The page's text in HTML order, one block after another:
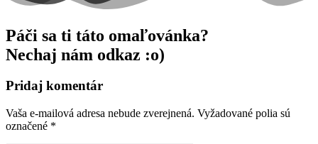
Páči sa ti táto omaľovánka?
Nechaj nám odkaz :o)
Pridaj komentár
Vaša e-mailová adresa nebude zverejnená. Vyžadované polia sú
označené *